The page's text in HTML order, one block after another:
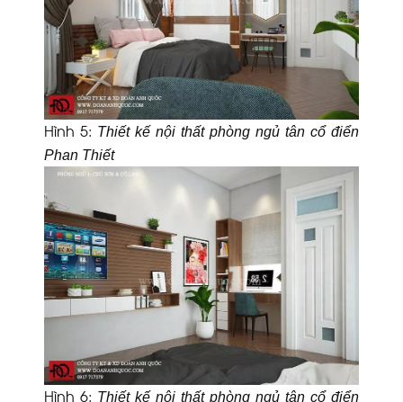
Hình 5: Thiết kế nội thất phòng ngủ tân cổ điển
Phan Thiết
Hình 6: Thiết kế nội thất phòng ngủ tân cổ điển